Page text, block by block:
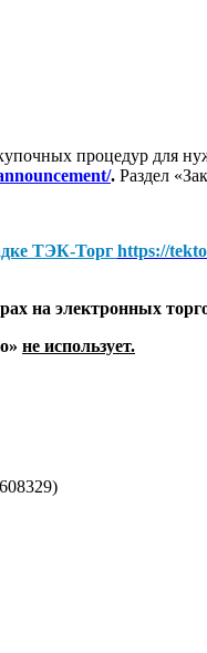
процедур
. Раздел
ТЭК-Торг https://
на электронных
не использует.